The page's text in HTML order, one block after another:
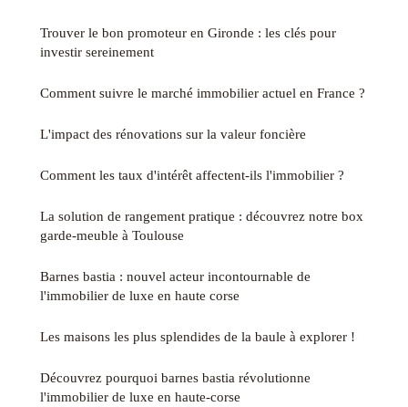
Trouver le bon promoteur en Gironde : les clés pour
investir sereinement
Comment suivre le marché immobilier actuel en France ?
L'impact des rénovations sur la valeur foncière
Comment les taux d'intérêt affectent-ils l'immobilier ?
La solution de rangement pratique : découvrez notre box
garde-meuble à Toulouse
Barnes bastia : nouvel acteur incontournable de
l'immobilier de luxe en haute corse
Les maisons les plus splendides de la baule à explorer !
Découvrez pourquoi barnes bastia révolutionne
l'immobilier de luxe en haute-corse